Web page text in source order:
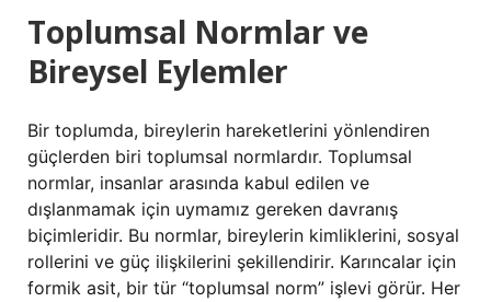
Toplumsal Normlar ve
Bireysel Eylemler
Bir toplumda, bireylerin hareketlerini yönlendiren
güçlerden biri toplumsal normlardır. Toplumsal
normlar, insanlar arasında kabul edilen ve
dışlanmamak için uymamız gereken davranış
biçimleridir. Bu normlar, bireylerin kimliklerini, sosyal
rollerini ve güç ilişkilerini şekillendirir. Karıncalar için
formik asit, bir tür “toplumsal norm” işlevi görür. Her